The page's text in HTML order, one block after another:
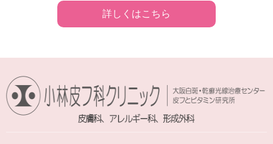
詳しくはこちら